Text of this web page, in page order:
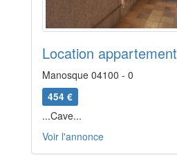
Location appartement
Manosque 04100 - 0
454 €
...Cave...
Voir l'annonce